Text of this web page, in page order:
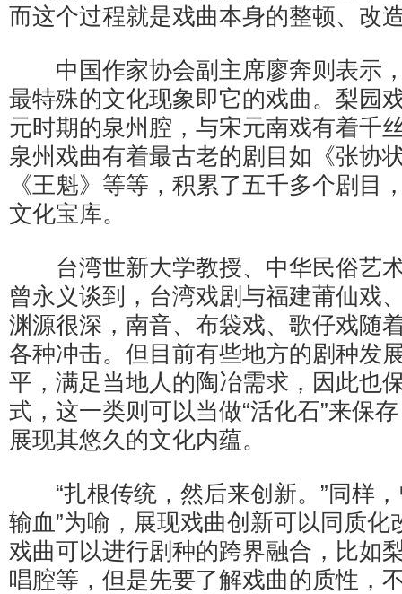
而这个过程就是戏曲本身的整顿、改
中国作家协会副主席廖奔则表示
最特殊的文化现象即它的戏曲。梨园
元时期的泉州腔，与宋元南戏有着千
泉州戏曲有着最古老的剧目如《张协
《王魁》等等，积累了五千多个剧目
文化宝库。
台湾世新大学教授、中华民俗艺
曾永义谈到，台湾戏剧与福建莆仙戏
渊源很深，南音、布袋戏、歌仔戏随
各种冲击。但目前有些地方的剧种发
平，满足当地人的陶冶需求，因此也
式，这一类则可以当做“活化石”来保
展现其悠久的文化内蕴。
“扎根传统，然后来创新。”同样，
输血”为喻，展现戏曲创新可以同质化
戏曲可以进行剧种的跨界融合，比如
唱腔等，但是先要了解戏曲的质性，